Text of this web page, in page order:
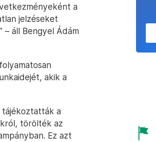
a
jelzéseket
áll Bengyel Ádám
akik a
a
törölték az
Ez azt